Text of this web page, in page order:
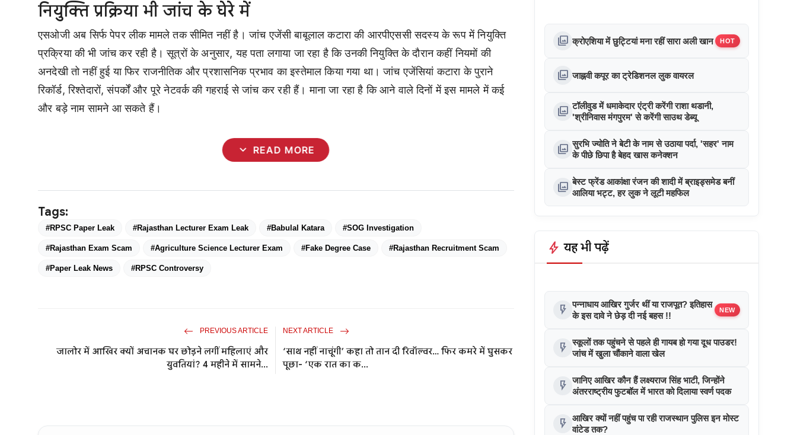
नियुक्ति प्रक्रिया भी जांच के घेरे में
एसओजी अब सिर्फ पेपर लीक मामले तक सीमित नहीं है। जांच एजेंसी बाबूलाल कटारा की आरपीएससी सदस्य के रूप में नियुक्ति
प्रक्रिया की भी जांच कर रही है। सूत्रों के अनुसार, यह पता लगाया जा रहा है कि उनकी नियुक्ति के दौरान कहीं नियमों की
अनदेखी तो नहीं हुई या फिर राजनीतिक और प्रशासनिक प्रभाव का इस्तेमाल किया गया था। जांच एजेंसियां कटारा के पुराने
रिकॉर्ड, रिश्तेदारों, संपर्कों और पूरे नेटवर्क की गहराई से जांच कर रही हैं। माना जा रहा है कि आने वाले दिनों में इस मामले में कई
और बड़े नाम सामने आ सकते हैं।
expand_more READ MORE
Tags:
#RPSC Paper Leak #Rajasthan Lecturer Exam Leak #Babulal Katara #SOG Investigation
#Rajasthan Exam Scam #Agriculture Science Lecturer Exam #Fake Degree Case #Rajasthan Recruitment Scam
#Paper Leak News #RPSC Controversy
PREVIOUS ARTICLE
जालोर में आखिर क्यों अचानक घर छोड़ने लगीं महिलाएं और
युवतियां? 4 महीने में सामने...
NEXT ARTICLE
‘साथ नहीं नाचूंगी’ कहा तो तान दी रिवॉल्वर… फिर कमरे में घुसकर
पूछा- ‘एक रात का क...
photo_library क्रोएशिया में छुट्टियां मना रहीं सारा अली खान HOT
photo_library जाह्नवी कपूर का ट्रेडिशनल लुक वायरल
photo_library टॉलीवुड में धमाकेदार एंट्री करेंगी राशा थडानी,
'श्रीनिवास मंगपुरम' से करेंगी साउथ डेब्यू
photo_library सुरभि ज्योति ने बेटी के नाम से उठाया पर्दा, 'सहर' नाम
के पीछे छिपा है बेहद खास कनेक्शन
photo_library बेस्ट फ्रेंड आकांक्षा रंजन की शादी में ब्राइड्समेड बनीं
आलिया भट्ट, हर लुक ने लूटी महफिल
bolt यह भी पढ़ें
flash_on पन्नाधाय आखिर गुर्जर थीं या राजपूत? इतिहास
के इस दावे ने छेड़ दी नई बहस !!
NEW
flash_on स्कूलों तक पहुंचने से पहले ही गायब हो गया दूध पाउडर!
जांच में खुला चौंकाने वाला खेल
flash_on जानिए आखिर कौन हैं लक्ष्यराज सिंह भाटी, जिन्होंने
अंतरराष्ट्रीय फुटबॉल में भारत को दिलाया स्वर्ण पदक
flash_on आखिर क्यों नहीं पहुंच पा रही राजस्थान पुलिस इन मोस्ट
वांटेड तक?